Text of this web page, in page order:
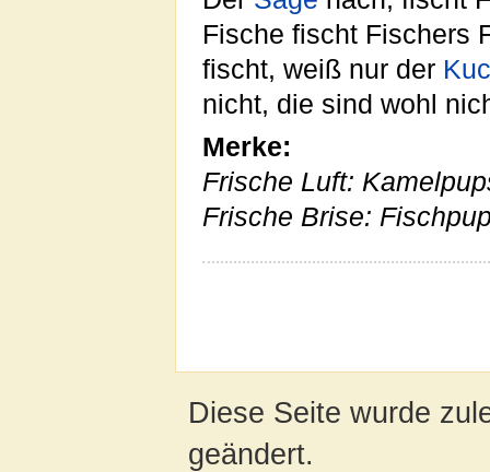
Fische fischt Fischers
fischt, weiß nur der
nicht, die sind wohl
Merke:
Frische Luft:
Frische Brise:
Diese Seite wurde
geändert.